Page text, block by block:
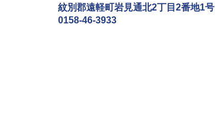
紋別郡遠軽町岩見通北2丁目2番地1号
0158-46-3933